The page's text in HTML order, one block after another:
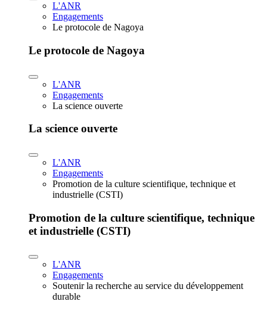
L'ANR
Engagements
Le protocole de Nagoya
Le protocole de Nagoya
L'ANR
Engagements
La science ouverte
La science ouverte
L'ANR
Engagements
Promotion de la culture scientifique, technique et
industrielle (CSTI)
Promotion de la culture scientifique, technique
et industrielle (CSTI)
L'ANR
Engagements
Soutenir la recherche au service du développement
durable